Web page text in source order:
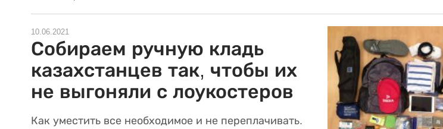
10.06.2021
Собираем ручную кладь
казахстанцев так, чтобы их
не выгоняли с лоукостеров
Как уместить все необходимое и не переплачивать.